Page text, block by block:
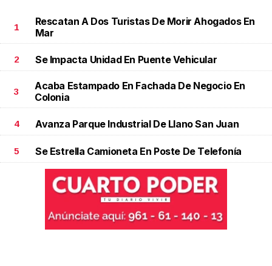
1
Rescatan A Dos Turistas De Morir Ahogados En
Mar
2 Se Impacta Unidad En Puente Vehicular
3
Acaba Estampado En Fachada De Negocio En
Colonia
4 Avanza Parque Industrial De Llano San Juan
5 Se Estrella Camioneta En Poste De Telefonía